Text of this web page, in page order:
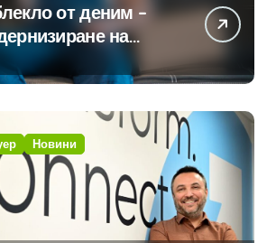
от деним –
на
Новини